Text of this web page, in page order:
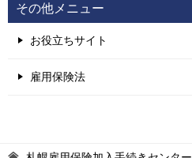
その他メニュー
お役立ちサイト
雇用保険法